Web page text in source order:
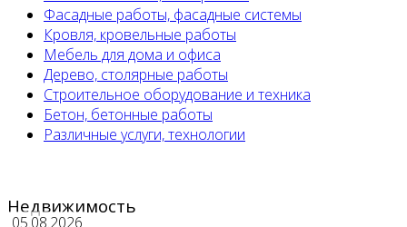
Фасадные работы, фасадные системы
Кровля, кровельные работы
Мебель для дома и офиса
Дерево, столярные работы
Строительное оборудование и техника
Бетон, бетонные работы
Различные услуги, технологии
Недвижимость
05.08.2026